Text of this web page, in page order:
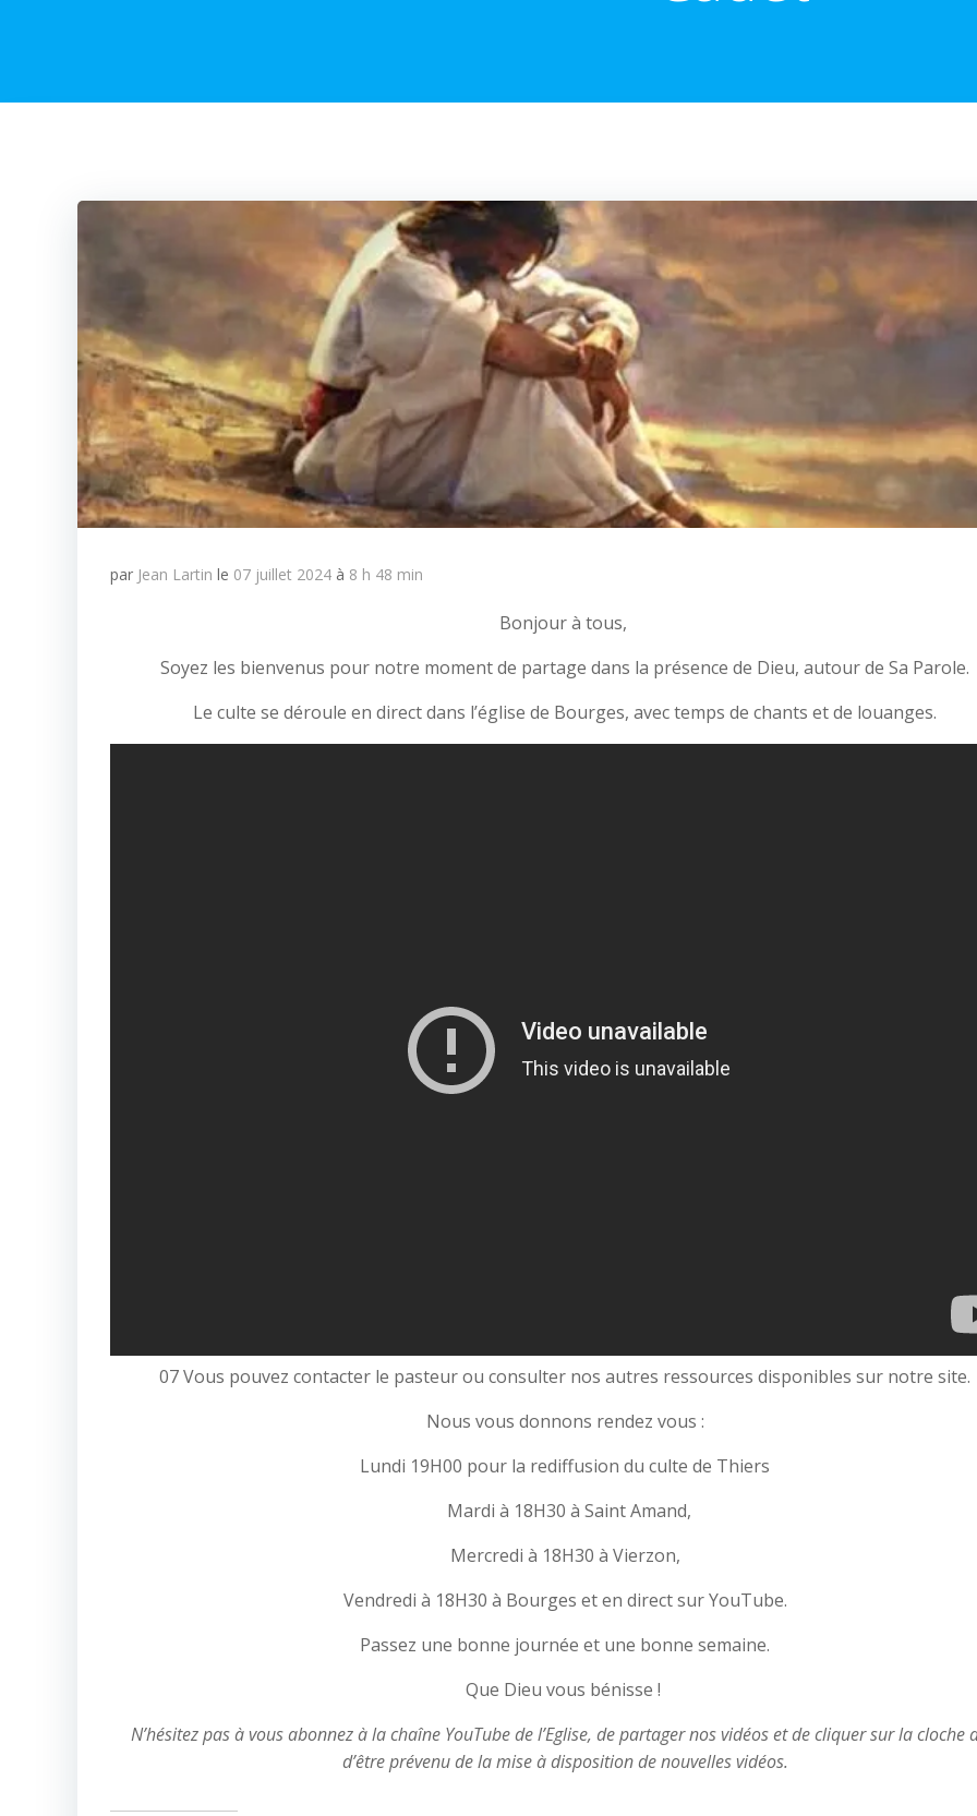
par Jean Lartin le 07 juillet 2024 à 8 h 48 min
Bonjour à tous,
Soyez les bienvenus pour notre moment de partage dans la présence de Dieu, autour de Sa Parole.
Le culte se déroule en direct dans l’église de Bourges, avec temps de chants et de louanges.
07 Vous pouvez contacter le pasteur ou consulter nos autres ressources disponibles sur notre site.
Nous vous donnons rendez vous :
Lundi 19H00 pour la rediffusion du culte de Thiers
Mardi à 18H30 à Saint Amand,
Mercredi à 18H30 à Vierzon,
Vendredi à 18H30 à Bourges et en direct sur YouTube.
Passez une bonne journée et une bonne semaine.
Que Dieu vous bénisse !
N’hésitez pas à vous abonnez à la chaîne YouTube de l’Eglise, de partager nos vidéos et de cliquer sur la cloche
d’être prévenu de la mise à disposition de nouvelles vidéos.